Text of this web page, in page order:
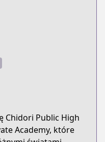
Chidori Public High
Academy, które